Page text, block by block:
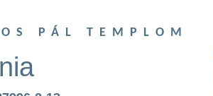
PÁL TEMPLOM